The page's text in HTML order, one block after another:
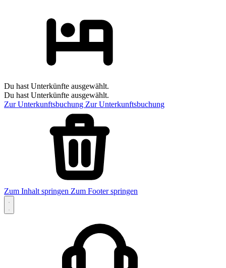
Du hast Unterkünfte ausgewählt.
Du hast Unterkünfte ausgewählt.
Zur Unterkunftsbuchung Zur Unterkunftsbuchung
Zum Inhalt springen Zum Footer springen